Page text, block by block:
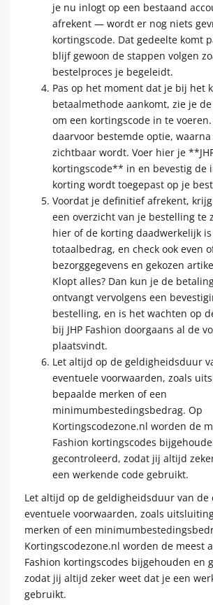
je nu inlogt op een bestaand
afrekent — wordt er nog niets
kortingscode. Dat gedeelte komt
blijf gewoon de stappen volgen
bestelproces je begeleidt.
Pas op het moment dat je bij het
betaalmethode aankomt, zie je
om een kortingscode in te
daarvoor bestemde optie,
zichtbaar wordt. Voer hier je
kortingscode** in en bevestig de
korting wordt toegepast op je
Voordat je definitief afrekent,
een overzicht van je bestelling te
hier of de korting daadwerkelijk
totaalbedrag, en check ook even
bezorggegevens en gekozen
Klopt alles? Dan kun je de
ontvangt vervolgens een
bestelling, en is het wachten op
bij JHP Fashion doorgaans al de
plaatsvindt.
Let altijd op de geldigheidsduur
eventuele voorwaarden, zoals
bepaalde merken of een
minimumbestedingsbedrag. Op
Kortingscodezone.nl worden de
Fashion kortingscodes
gecontroleerd, zodat jij altijd
een werkende code gebruikt.
Let altijd op de geldigheidsduur van de
eventuele voorwaarden, zoals
merken of een
Kortingscodezone.nl worden de meest
Fashion kortingscodes bijgehouden en
zodat jij altijd zeker weet dat je een
gebruikt.